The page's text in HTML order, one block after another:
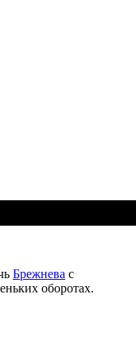
Брежнева с
оборотах.